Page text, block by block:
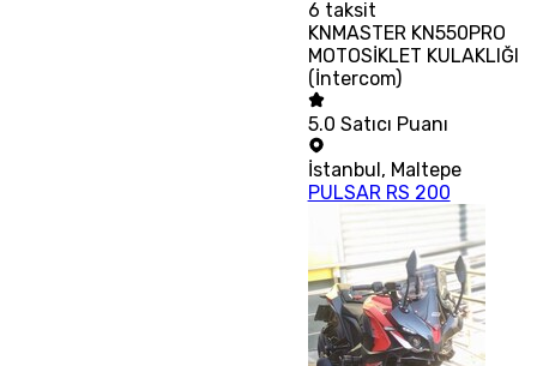
6 taksit
KNMASTER KN550PRO
MOTOSİKLET KULAKLIĞI
(İntercom)
5.0 Satıcı Puanı
İstanbul , Maltepe
PULSAR RS 200